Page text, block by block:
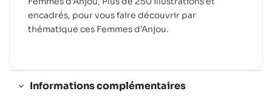
encadrés, pour vous faire découvrir par
thématique ces Femmes d’Anjou.
Informations complémentaires